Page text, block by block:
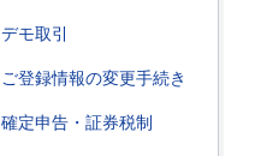
デモ取引
ご登録情報の変更手続き
確定申告・証券税制